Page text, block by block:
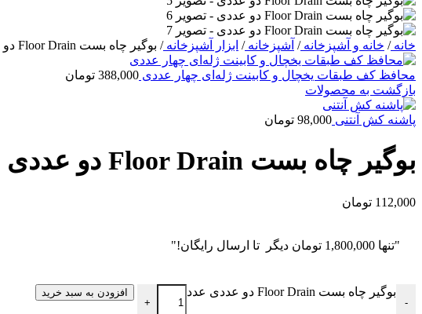
خانه/ خانه و آشپزخانه/ آشپزخانه/ ابزار آشپزخانه/ بوگیر چاه بست Floor Drain دو عددی
محافظ کف طبقات یخچال و کابینت ژله‌ای چهار عددی 388,000 تومان
بازگشت به محصولات
پاشنه کش آنتنی 98,000 تومان
بوگیر چاه بست Floor Drain دو عددی
112,000 تومان
"تنها 1,800,000 تومان دیگر تا ارسال رایگان!"
-
بوگیر چاه بست Floor Drain دو عددی عدد
+
افزودن به سبد خرید